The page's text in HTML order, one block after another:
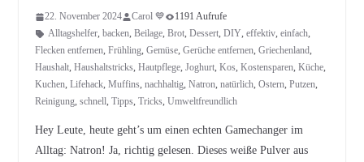
22. November 2024 Carol 💙
1191 Aufrufe
Alltagshelfer, backen, Beilage, Brot, Dessert, DIY, effektiv, einfach,
Flecken entfernen, Frühling, Gemüse, Gerüche entfernen, Griechenland,
Haushalt, Haushaltstricks, Hautpflege, Joghurt, Kos, Kostensparen, Küche,
Kuchen, Lifehack, Muffins, nachhaltig, Natron, natürlich, Ostern, Putzen,
Reinigung, schnell, Tipps, Tricks, Umweltfreundlich
Hey Leute, heute geht’s um einen echten Gamechanger im
Alltag: Natron! Ja, richtig gelesen. Dieses weiße Pulver aus